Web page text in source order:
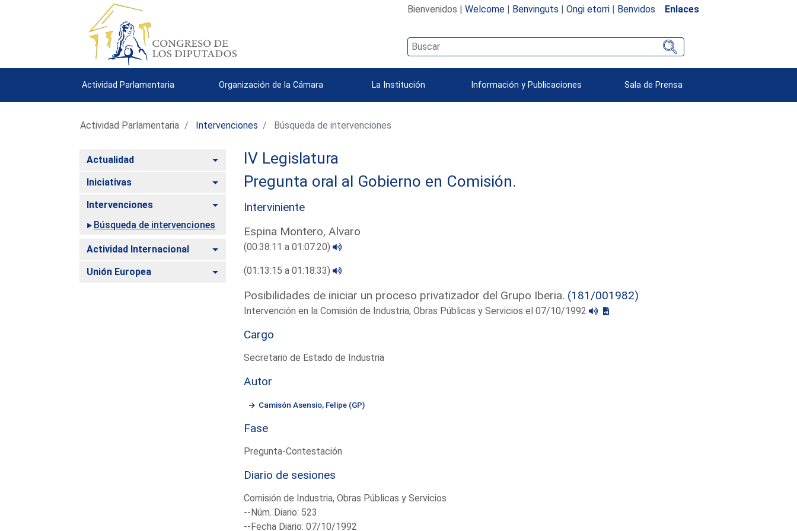
Bienvenidos | Welcome| Benvinguts | Ongi etorri| Benvidos Enlaces
Actividad Parlamentaria Organización de la Cámara La Institución Información y Publicaciones Sala de Prensa
Actividad Parlamentaria Intervenciones Búsqueda de intervenciones
Actualidad Alternar
Iniciativas Alternar
Intervenciones
Alternar
Búsqueda de intervenciones
Actividad Internacional Alternar
Unión Europea Alternar
IV Legislatura
Pregunta oral al Gobierno en Comisión.
Interviniente
Espina Montero, Alvaro
(00:38:11 a 01:07:20)
(01:13:15 a 01:18:33)
Posibilidades de iniciar un proceso privatizador del Grupo Iberia. (181/001982)
Intervención en la Comisión de Industria, Obras Públicas y Servicios el 07/10/1992
Cargo
Secretario de Estado de Industria
Autor
Camisón Asensio, Felipe (GP)
Fase
Pregunta-Contestación
Diario de sesiones
Comisión de Industria, Obras Públicas y Servicios
--Núm. Diario: 523
--Fecha Diario: 07/10/1992